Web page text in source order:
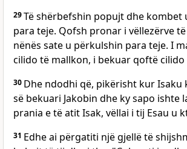
29Të shërbefshin popujt dhe kombet
para teje. Qofsh pronar i vëllezërve
nënës sate u përkulshin para teje. I
cilido të mallkon, i bekuar qoftë cilido
30 Dhe ndodhi që, pikërisht kur Isaku
së bekuari Jakobin dhe ky sapo ishte
prania e të atit Isak, vëllai i tij Esau u
31 Edhe ai përgatiti një gjellë të